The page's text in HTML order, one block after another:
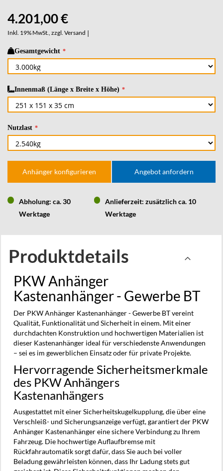
4.201,00 €
Inkl. 19% MwSt., zzgl. Versand |
Gesamtgewicht
Innenmaß (Länge x Breite x Höhe)
Nutzlast
Anhänger konfigurieren Angebot anfordern
Abholung: ca. 30
Werktage
Anlieferzeit: zusätzlich ca. 10
Werktage
Produktdetails
PKW Anhänger
Kastenanhänger - Gewerbe BT
Der PKW Anhänger Kastenanhänger - Gewerbe BT vereint
Qualität, Funktionalität und Sicherheit in einem. Mit einer
durchdachten Konstruktion und hochwertigen Materialien ist
dieser Kastenanhänger ideal für verschiedenste Anwendungen
– sei es im gewerblichen Einsatz oder für private Projekte.
Hervorragende Sicherheitsmerkmale
des PKW Anhängers
Kastenanhängers
Ausgestattet mit einer Sicherheitskugelkupplung, die über eine
Verschleiß- und Sicherungsanzeige verfügt, garantiert der PKW
Anhänger Kastenanhänger eine sichere Verbindung zu Ihrem
Fahrzeug. Die hochwertige Auflaufbremse mit
Rückfahrautomatik sorgt dafür, dass Sie auch bei voller
Beladung gewährleisten können, dass Ihr Ladung stets gut